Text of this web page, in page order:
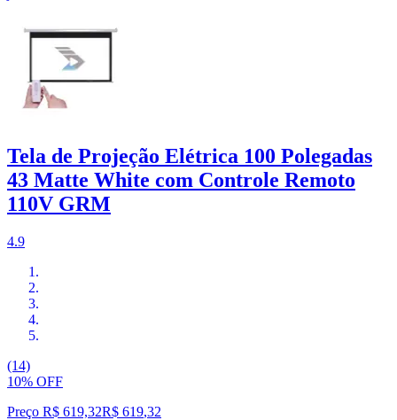
Tela de Projeção Elétrica 100 Polegadas
43 Matte White com Controle Remoto
110V GRM
4.9
(14)
10% OFF
Preço R$ 619,32R$ 619,32